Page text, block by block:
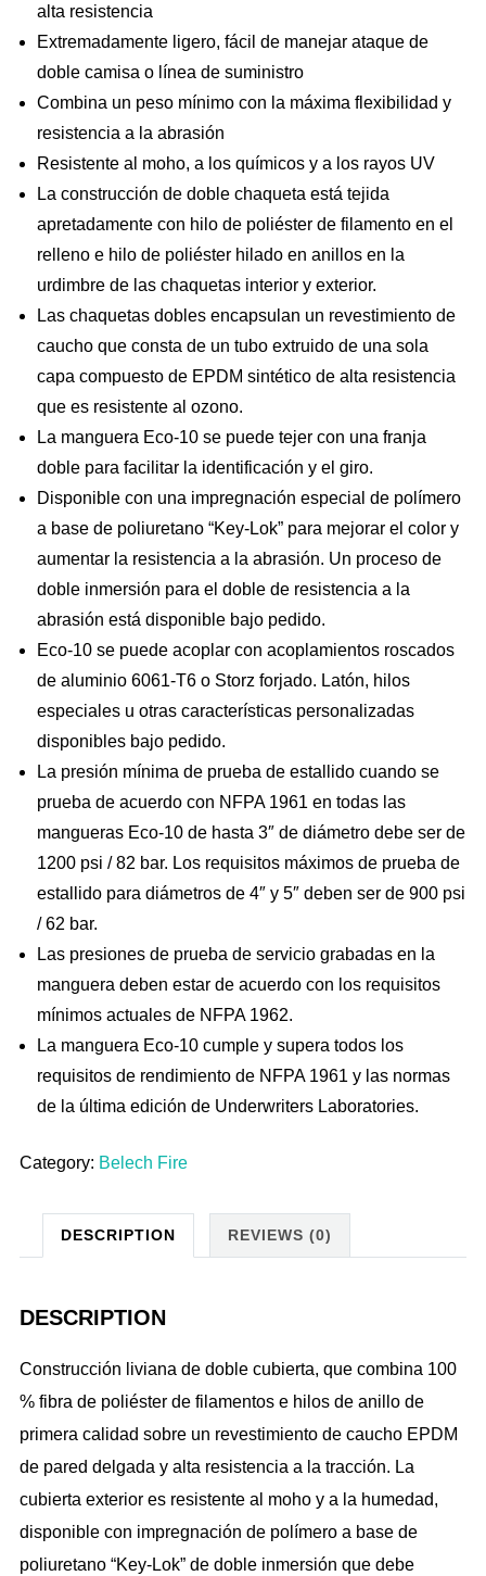
alta resistencia
Extremadamente ligero, fácil de manejar ataque de
doble camisa o línea de suministro
Combina un peso mínimo con la máxima flexibilidad y
resistencia a la abrasión
Resistente al moho, a los químicos y a los rayos UV
La construcción de doble chaqueta está tejida
apretadamente con hilo de poliéster de filamento en el
relleno e hilo de poliéster hilado en anillos en la
urdimbre de las chaquetas interior y exterior.
Las chaquetas dobles encapsulan un revestimiento de
caucho que consta de un tubo extruido de una sola
capa compuesto de EPDM sintético de alta resistencia
que es resistente al ozono.
La manguera Eco-10 se puede tejer con una franja
doble para facilitar la identificación y el giro.
Disponible con una impregnación especial de polímero
a base de poliuretano “Key-Lok” para mejorar el color y
aumentar la resistencia a la abrasión. Un proceso de
doble inmersión para el doble de resistencia a la
abrasión está disponible bajo pedido.
Eco-10 se puede acoplar con acoplamientos roscados
de aluminio 6061-T6 o Storz forjado. Latón, hilos
especiales u otras características personalizadas
disponibles bajo pedido.
La presión mínima de prueba de estallido cuando se
prueba de acuerdo con NFPA 1961 en todas las
mangueras Eco-10 de hasta 3″ de diámetro debe ser de
1200 psi / 82 bar. Los requisitos máximos de prueba de
estallido para diámetros de 4″ y 5″ deben ser de 900 psi
/ 62 bar.
Las presiones de prueba de servicio grabadas en la
manguera deben estar de acuerdo con los requisitos
mínimos actuales de NFPA 1962.
La manguera Eco-10 cumple y supera todos los
requisitos de rendimiento de NFPA 1961 y las normas
de la última edición de Underwriters Laboratories.
Category: Belech Fire
DESCRIPTION REVIEWS (0)
DESCRIPTION
Construcción liviana de doble cubierta, que combina 100
% fibra de poliéster de filamentos e hilos de anillo de
primera calidad sobre un revestimiento de caucho EPDM
de pared delgada y alta resistencia a la tracción. La
cubierta exterior es resistente al moho y a la humedad,
disponible con impregnación de polímero a base de
poliuretano “Key-Lok” de doble inmersión que debe